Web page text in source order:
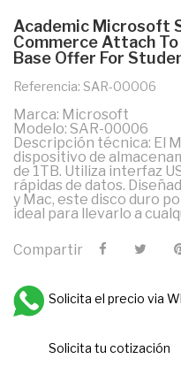
Academic Microsoft
Commerce Attach
Base Offer For
Referencia: SAR-00006
Marca: Microsoft
Modelo: SAR-00006
Descripción técnica: El
dispositivo de
de 1TB. Utiliza interfaz
rápidas de datos.
y Mac, este disco duro
ideal para llevarlo a
Compartir
Solicita el precio via
Solicita tu cotización